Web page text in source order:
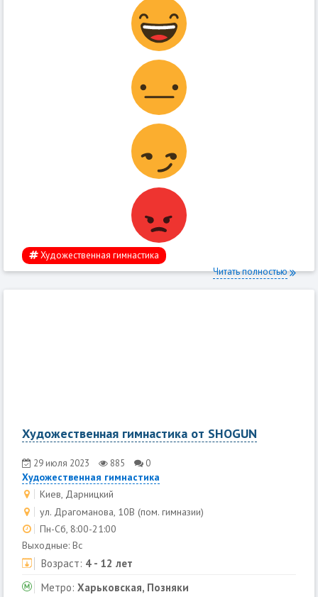
Художественная гимнастика
Читать полностью
Художественная гимнастика от SHOGUN
29 июля 2023 885 0
Художественная гимнастика
Киев, Дарницкий
ул. Драгоманова, 10В (пом. гимназии)
Пн-Сб, 8:00-21:00
Выходные: Вс
Возраст: 4 - 12 лет
Метро: Харьковская, Позняки